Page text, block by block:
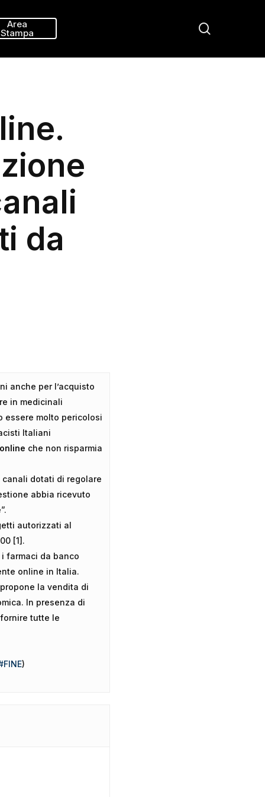
Area
Stampa
da
anche per l’acquisto
in medicinali
essere molto pericolosi
Italiani
che non risparmia
dotati di regolare
abbia ricevuto
autorizzati al
[1].
i farmaci da banco
online in Italia.
la vendita di
In presenza di
tutte le
)